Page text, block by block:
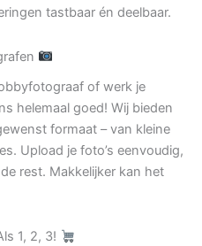
tastbaar én deelbaar.
of werk je
helemaal goed! Wij bieden
formaat – van kleine
Upload je foto’s eenvoudig,
rest. Makkelijker kan het
1, 2, 3!